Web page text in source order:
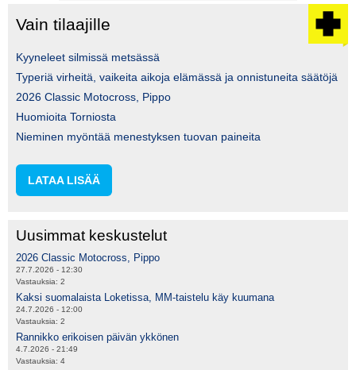
Vain tilaajille
Kyyneleet silmissä metsässä
Typeriä virheitä, vaikeita aikoja elämässä ja onnistuneita säätöjä
2026 Classic Motocross, Pippo
Huomioita Torniosta
Nieminen myöntää menestyksen tuovan paineita
LATAA LISÄÄ
Uusimmat keskustelut
2026 Classic Motocross, Pippo
27.7.2026 - 12:30
Vastauksia: 2
Kaksi suomalaista Loketissa, MM-taistelu käy kuumana
24.7.2026 - 12:00
Vastauksia: 2
Rannikko erikoisen päivän ykkönen
4.7.2026 - 21:49
Vastauksia: 4